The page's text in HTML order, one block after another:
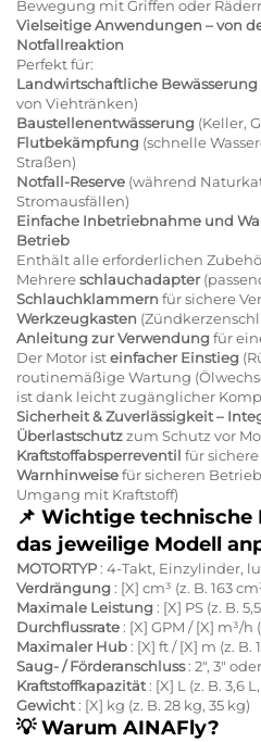
Bewegung mit Griffen oder
Vielseitige Anwendungen – von
Notfallreaktion
Perfekt für:
Landwirtschaftliche Bewässerung
von Viehtränken)
Baustellenentwässerung (Keller,
Flutbekämpfung (schnelle
Straßen)
Notfall-Reserve (während
Stromausfällen)
Einfache Inbetriebnahme und
Betrieb
Enthält alle erforderlichen
Mehrereschlauchadapter
Schlauchklammern für sichere
Werkzeugkasten
Anleitung zur Verwendungfür
Der Motor isteinfacher Einstieg
routinemäßige Wartung
ist dank leicht zugänglicher
Sicherheit & Zuverlässigkeit –
Überlastschutzzum Schutz vor
Kraftstoffabsperreventil für
Warnhinweisefür sicheren
Umgang mit Kraftstoff)
📌 Wichtige technische
das jeweilige Modell
MOTORTYP: 4-Takt, Einzylinder,
Verdrängung: [X] cm³ (z. B. 163
Maximale Leistung: [X] PS (z. B.
Durchflussrate: [X] GPM / [X] m³/h
Maximaler Hub: [X] ft / [X] m (z. B.
Saug- / Förderanschluss: 2", 3"
Kraftstoffkapazität: [X] L (z. B. 3,6
Gewicht: [X] kg (z. B. 28 kg, 35 kg)
💡Warum AINAFly?